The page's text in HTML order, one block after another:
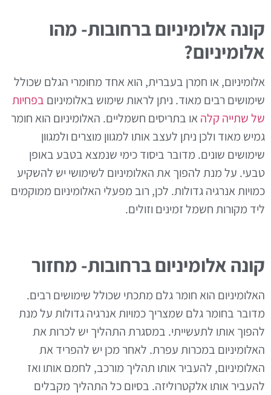
קונה אלומיניום ברחובות- מהו
אלומיניום?
אלומיניום, או חמרן בעברית, הוא אחד מחומרי הגלם שכולל
שימושים רבים מאוד. ניתן לראות שימוש באלומיניום בפחיות
של שתייה קלהאו בתריסים חשמליים. האלומיניום הוא חומר
גמיש מאוד ולכן ניתן לעצב אותו למגוון מוצרים ולמגוון
שימושים שונים. מדובר ביסוד כימי שנמצא בטבע באופן
טבעי. על מנת להפוך את האלומיניום לשימושי יש להשקיע
כמויות אנרגיה גדולות. לכן, רוב מפעלי האלומיניום ממוקמים
ליד מקורות חשמל זמינים וזולים.
קונה אלומיניום ברחובות- מחזור
האלומיניום הוא חומר גלם מתכתי שכולל שימושים רבים.
מדובר בחומר גלם שמצריך כמויות אנרגיה גדולות על מנת
להפוך אותו לתעשייתי. במסגרת התהליך יש לכרות את
האלומיניום במכרות עפרת. לאחר מכן יש להפריד את
האלומיניום, להעביר אותו תהליך מורכב, לחמם אותו ואז
להעביר אותו אלקטרוליזה. בסיום כל התהליך מקבלים